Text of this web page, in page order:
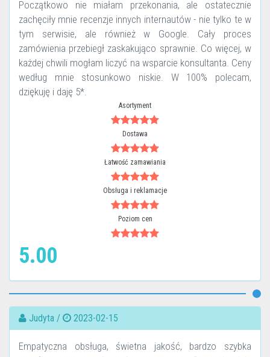
Początkowo nie miałam przekonania, ale ostatecznie
zachęciły mnie recenzje innych internautów - nie tylko te w
tym serwisie, ale również w Google. Cały proces
zamówienia przebiegł zaskakująco sprawnie. Co więcej, w
każdej chwili mogłam liczyć na wsparcie konsultanta. Ceny
według mnie stosunkowo niskie. W 100% polecam,
dziękuję i daję 5*.
Asortyment
Dostawa
Łatwość zamawiania
Obsługa i reklamacje
Poziom cen
5.00
Judyta / 2023-02-15
Empatyczna obsługa, świetna jakość, bardzo szybka